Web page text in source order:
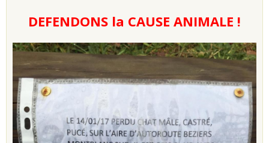
DEFENDONS la CAUSE ANIMALE !